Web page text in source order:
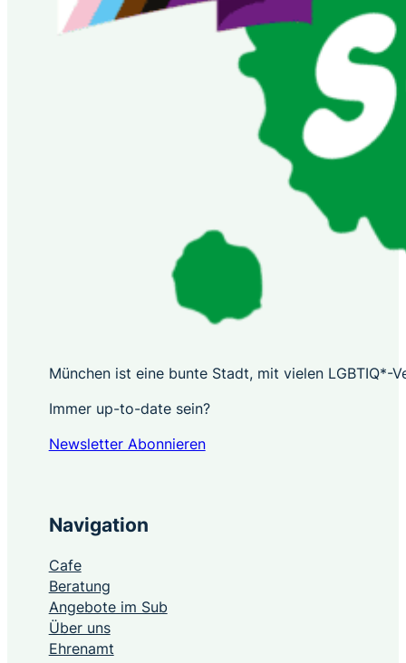
München ist eine bunte Stadt, mit vielen
Immer up-to-date sein?
Newsletter Abonnieren
Navigation
Cafe
Beratung
Angebote im Sub
Über uns
Ehrenamt